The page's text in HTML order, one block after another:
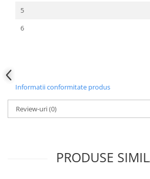
5
6
Informatii conformitate produs
Review-uri(0)
PRODUSE